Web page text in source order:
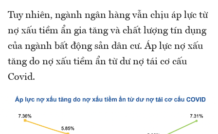
Tuy nhiên, ngành ngân hàng vẫn chịu áp lực từ
nợ xấu tiềm ẩn gia tăng và chất lượng tín dụng
của ngành bất động sản dân cư. Áp lực nợ xấu
tăng do nợ xấu tiềm ẩn từ dư nợ tái cơ cấu
Covid.